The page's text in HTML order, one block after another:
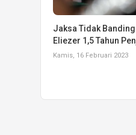
Jaksa Tidak
Eliezer 1,5 Tahun
Kamis, 16 Februari 2023